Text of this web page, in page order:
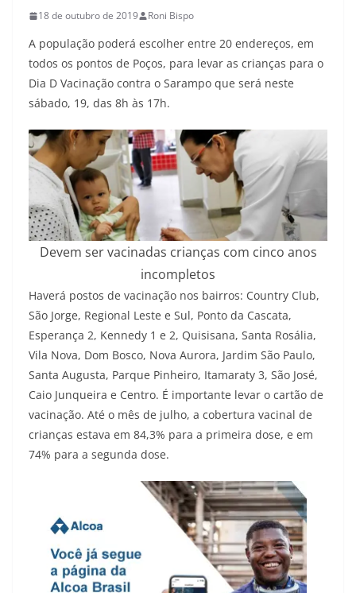
18 de outubro de 2019 Roni Bispo
A população poderá escolher entre 20 endereços, em
todos os pontos de Poços, para levar as crianças para o
Dia D Vacinação contra o Sarampo que será neste
sábado, 19, das 8h às 17h.
Devem ser vacinadas crianças com cinco anos
incompletos
Haverá postos de vacinação nos bairros: Country Club,
São Jorge, Regional Leste e Sul, Ponto da Cascata,
Esperança 2, Kennedy 1 e 2, Quisisana, Santa Rosália,
Vila Nova, Dom Bosco, Nova Aurora, Jardim São Paulo,
Santa Augusta, Parque Pinheiro, Itamaraty 3, São José,
Caio Junqueira e Centro. É importante levar o cartão de
vacinação. Até o mês de julho, a cobertura vacinal de
crianças estava em 84,3% para a primeira dose, e em
74% para a segunda dose.